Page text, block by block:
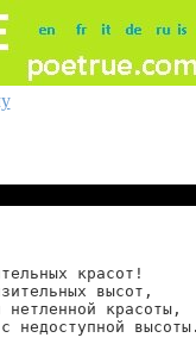
красот!
высот,
красоты,
недоступной